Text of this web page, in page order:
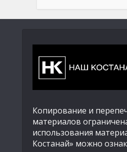
Копирование и
материалов
использования
Костанай» можно